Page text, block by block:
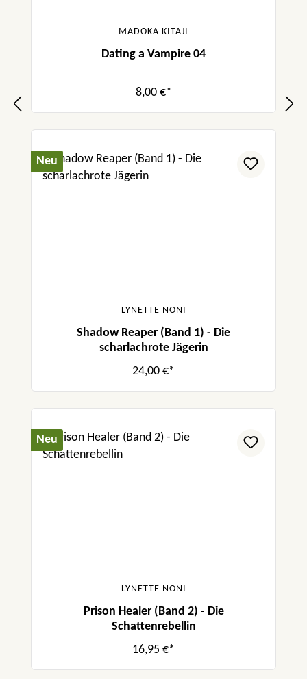
MADOKA KITAJI
Dating a Vampire 04
8,00 €*
Neu
LYNETTE NONI
Shadow Reaper (Band 1) - Die
scharlachrote Jägerin
24,00 €*
Neu
LYNETTE NONI
Prison Healer (Band 2) - Die
Schattenrebellin
16,95 €*